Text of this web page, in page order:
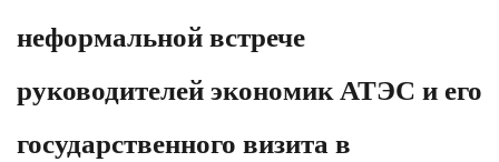
неформальной встрече
руководителей экономик АТЭС и его
государственного визита в